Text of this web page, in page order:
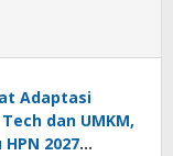
Adaptasi
dan UMKM,
2027